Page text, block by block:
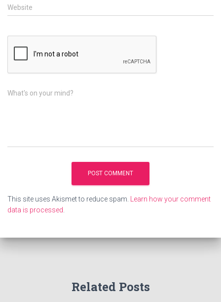
Website
What's on your mind?
This site uses Akismet to reduce spam.
Learn how your comment
data is processed
Related Posts